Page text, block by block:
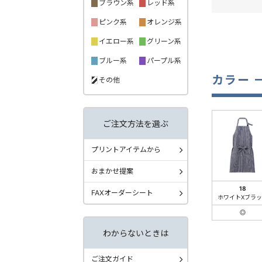
カラー
18
ホワイトXブラ
◎
ブラウン系 レッド系
ピンク系 オレンジ系
イエロー系 グリーン系
ブルー系 パープル系
その他
ご注文方法を選ぶ
プリントアイテムから
おまかせ提案
FAXオーダーシート
わからないときは
ご注文ガイド